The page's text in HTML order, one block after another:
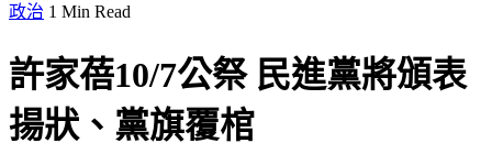
政治 1 Min Read
許家蓓10/7公祭 民進黨將頒表
揚狀、黨旗覆棺